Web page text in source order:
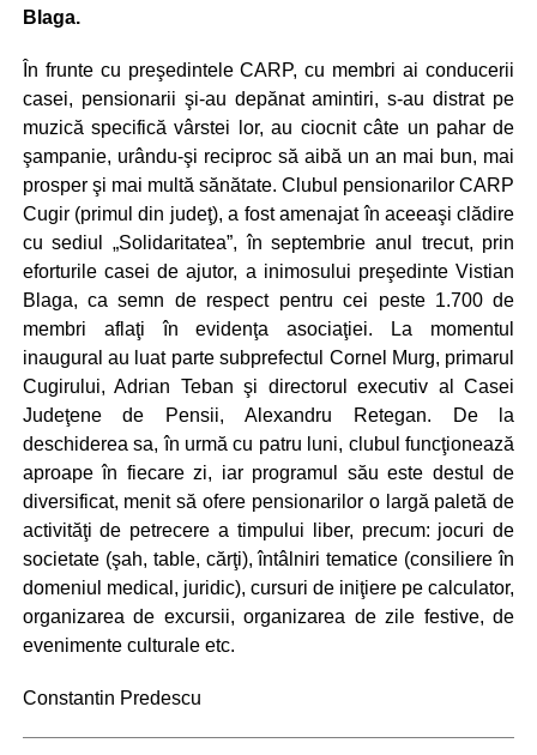
Blaga.
În frunte cu preşedintele CARP, cu membri ai conducerii
casei, pensionarii şi-au depănat amintiri, s-au distrat pe
muzică specifică vârstei lor, au ciocnit câte un pahar de
şampanie, urându-şi reciproc să aibă un an mai bun, mai
prosper şi mai multă sănătate. Clubul pensionarilor CARP
Cugir (primul din judeţ), a fost amenajat în aceeaşi clădire
cu sediul „Solidaritatea”, în septembrie anul trecut, prin
eforturile casei de ajutor, a inimosului preşedinte Vistian
Blaga, ca semn de respect pentru cei peste 1.700 de
membri aflaţi în evidenţa asociaţiei. La momentul
inaugural au luat parte subprefectul Cornel Murg, primarul
Cugirului, Adrian Teban şi directorul executiv al Casei
Judeţene de Pensii, Alexandru Retegan. De la
deschiderea sa, în urmă cu patru luni, clubul funcţionează
aproape în fiecare zi, iar programul său este destul de
diversificat, menit să ofere pensionarilor o largă paletă de
activităţi de petrecere a timpului liber, precum: jocuri de
societate (şah, table, cărţi), întâlniri tematice (consiliere în
domeniul medical, juridic), cursuri de iniţiere pe calculator,
organizarea de excursii, organizarea de zile festive, de
evenimente culturale etc.
Constantin Predescu